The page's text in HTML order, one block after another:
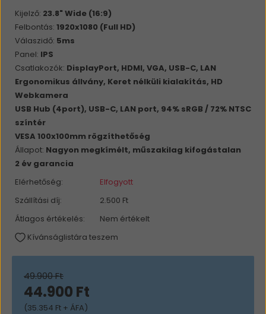
Kijelző: 23.8" Wide (16:9)
Felbontás: 1920x1080 (Full HD)
Válaszidő: 5ms
Panel: IPS
Csatlakozók: DisplayPort, HDMI, VGA, USB-C, LAN
Ergonomikus állvány, Keret nélküli kialakítás, HD
Webkamera
USB Hub (4port), USB-C, LAN port, 94% sRGB / 72% NTSC
színtér
VESA 100x100mm rögzíthetőség
Állapot: Nagyon megkímélt, műszakilag kifogástalan
2 év garancia
Elérhetőség:
Elfogyott
Szállítási díj:
2.500 Ft
Átlagos értékelés:
Nem értékelt
Kívánságlistára teszem
49.900 Ft
44.900 Ft
(35.354 Ft + ÁFA)